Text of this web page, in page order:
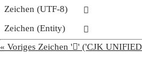
Zeichen (UTF-8)
𩮝
Zeichen (Entity)
𩮝
« Voriges Zeichen '𩮜' ('CJK